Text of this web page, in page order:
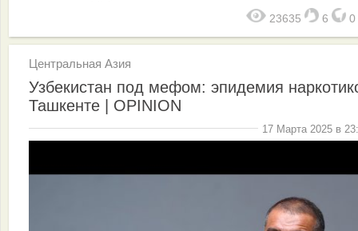
23635 6 0
Центральная Азия
Узбекистан под мефом: эпидемия
Ташкенте | OPINION
17 Марта 2025 в